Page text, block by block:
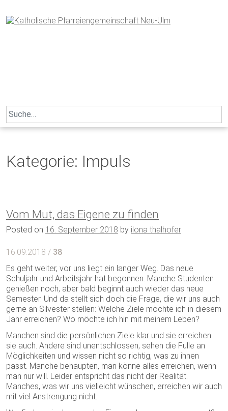
to
content
Search
for:
Kategorie: Impuls
Vom Mut, das Eigene zu finden
Posted on 16. September 2018 by ilona thalhofer
16.09.2018 / 38
Es geht weiter, vor uns liegt ein langer Weg. Das neue
Schuljahr und Arbeitsjahr hat begonnen. Manche Studenten
genießen noch, aber bald beginnt auch wieder das neue
Semester. Und da stellt sich doch die Frage, die wir uns auch
gerne an Silvester stellen: Welche Ziele möchte ich in diesem
Jahr erreichen? Wo möchte ich hin mit meinem Leben?
Manchen sind die persönlichen Ziele klar und sie erreichen
sie auch. Andere sind unentschlossen, sehen die Fülle an
Möglichkeiten und wissen nicht so richtig, was zu ihnen
passt. Manche behaupten, man könne alles erreichen, wenn
man nur will. Leider entspricht das nicht der Realität.
Manches, was wir uns vielleicht wünschen, erreichen wir auch
mit viel Anstrengung nicht.